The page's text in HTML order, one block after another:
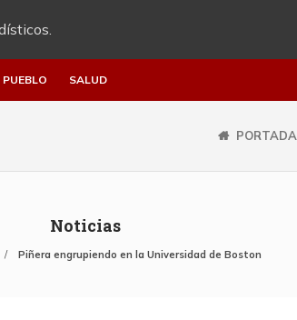
PUEBLO SALUD
PORTADA
Noticias
Piñera engrupiendo en la Universidad de Boston